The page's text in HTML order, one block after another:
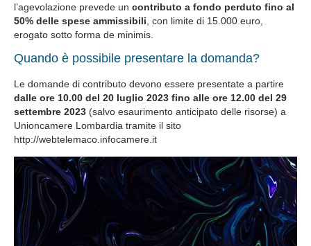
l’agevolazione prevede un contributo a fondo perduto fino al
50% delle spese ammissibili , con limite di 15.000 euro,
erogato sotto forma de minimis.
Quando è possibile presentare la domanda?
Le domande di contributo devono essere presentate a partire
dalle ore 10.00 del 20 luglio 2023 fino alle ore 12.00 del 29
settembre 2023 (salvo esaurimento anticipato delle risorse) a
Unioncamere Lombardia tramite il sito
http://webtelemaco.infocamere.it